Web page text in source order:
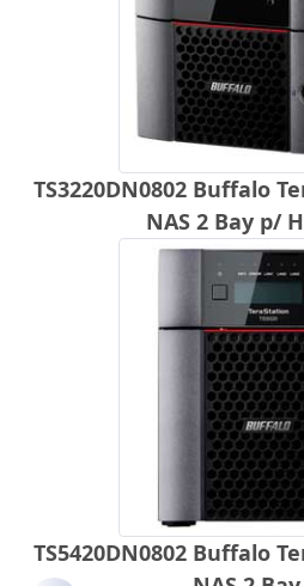
TS3220DN0802 Buffalo
NAS 2 Bay p/
TS5420DN0802 Buffalo